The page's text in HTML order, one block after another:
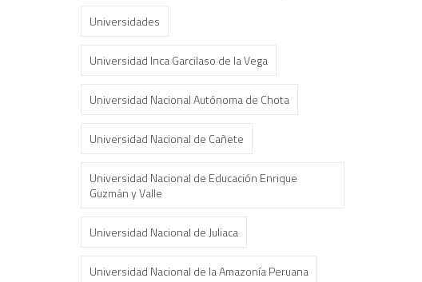
Universidades
Universidad Inca Garcilaso de la Vega
Universidad Nacional Autónoma de Chota
Universidad Nacional de Cañete
Universidad Nacional de Educación Enrique
Guzmán y Valle
Universidad Nacional de Juliaca
Universidad Nacional de la Amazonía Peruana